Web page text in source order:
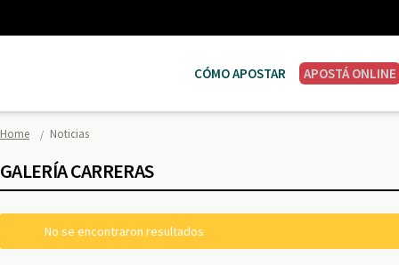
CÓMO APOSTAR APOSTÁ ONLINE
Home Noticias
GALERÍA CARRERAS
No se encontraron resultados